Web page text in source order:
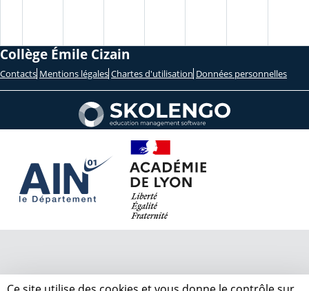
Collège Émile Cizain
Contacts Mentions légales Chartes d'utilisation Données personnelles